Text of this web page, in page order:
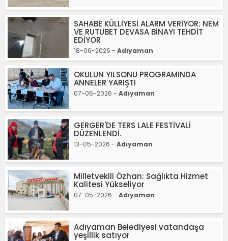
SAHABE KÜLLİYESİ ALARM VERİYOR: NEM
VE RUTUBET DEVASA BİNAYI TEHDİT
EDİYOR
18-06-2026 - Adıyaman
OKULUN YILSONU PROGRAMINDA
ANNELER YARIŞTI
07-06-2026 - Adıyaman
GERGER'DE TERS LALE FESTİVALİ
DÜZENLENDİ.
13-05-2026 - Adıyaman
Milletvekili Özhan: Sağlıkta Hizmet
Kalitesi Yükseliyor
07-05-2026 - Adıyaman
Adıyaman Belediyesi vatandaşa
yeşillik satıyor